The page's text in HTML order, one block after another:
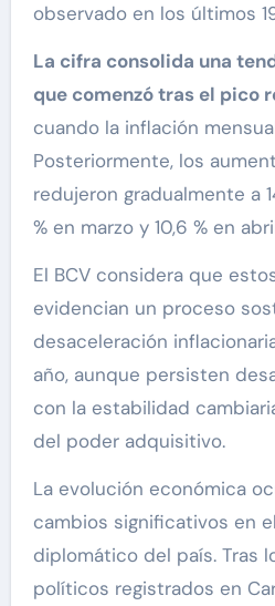
observado en los últimos
La cifra consolida una
que comenzó tras el pico
cuando la inflación
Posteriormente, los
redujeron gradualmente a
% en marzo y 10,6 % en
El BCV considera que
evidencian un proceso
desaceleración
año, aunque persisten
con la estabilidad
del poder adquisitivo.
La evolución económica
cambios significativos en
diplomático del país. Tras
políticos registrados en